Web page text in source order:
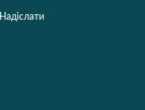
Надіслати